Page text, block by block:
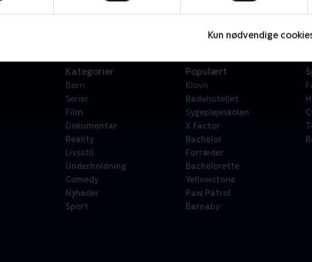
Kun nødvendige
Kategorier
Børn
Serier
Film
Dokumentar
Reality
Livsstil
Underholdning
Comedy
Nyheder
Sport
Populært
Klovn
Badehotellet
Sygeplejeskolen
X Factor
Bachelor
Forræder
Bachelorette
Yellowstone
Paw Patrol
Barnaby